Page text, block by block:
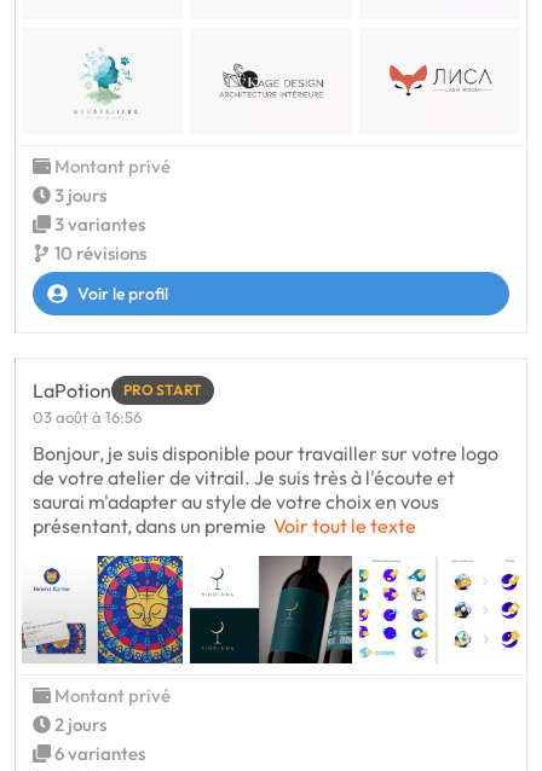
Montant privé
3 jours
3 variantes
10 révisions
Voir le profil
LaPotion PRO START
03 août à 16:56
Bonjour, je suis disponible pour travailler sur votre logo
de votre atelier de vitrail. Je suis très à l'écoute et
saurai m'adapter au style de votre choix en vous
présentant, dans un premie Voir tout le texte
Montant privé
2 jours
6 variantes